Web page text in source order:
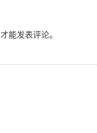
才能发表评论。